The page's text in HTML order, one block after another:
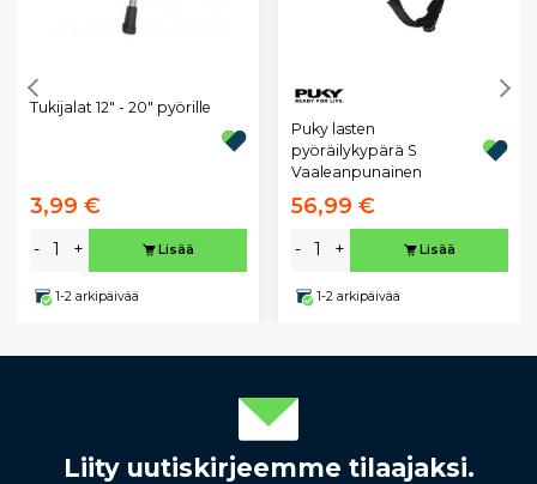
Tukijalat 12" - 20" pyörille
3,99 €
- + Lisää
1-2 arkipäivää
Puky lasten
pyöräilykypärä S
Vaaleanpunainen
56,99 €
- + Lisää
1-2 arkipäivää
Liity uutiskirjeemme tilaajaksi.